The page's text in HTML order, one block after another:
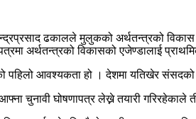
ढकालले मुलुकको अर्थतन्त्रको
अर्थतन्त्रको विकासको एजेण्डालाई
पहिलो आवश्यकता हो । देशमा यतिखेर
घोषणापत्र लेख्ने तयारी गरिरहेकाले